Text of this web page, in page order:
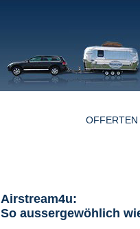
OFFERTEN
Airstream4u:
So aussergewöhlich